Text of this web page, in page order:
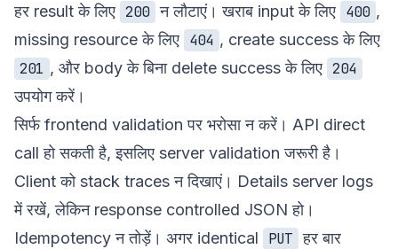
हर result के लिए 200 न लौटाएं। खराब input के लिए 400 ,
missing resource के लिए 404 , create success के लिए
201 , और body के बिना delete success के लिए 204
उपयोग करें।
सिर्फ frontend validation पर भरोसा न करें। API direct
call हो सकती है, इसलिए server validation जरूरी है।
Client को stack traces न दिखाएं। Details server logs
में रखें, लेकिन response controlled JSON हो।
Idempotency न तोड़ें। अगर identical
PUT हर बार